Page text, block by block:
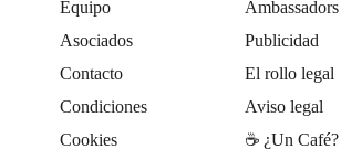
Equipo
Ambassadors
Asociados
Publicidad
Contacto
El rollo legal
Condiciones
Aviso legal
Cookies
☕️ ¿Un Café?